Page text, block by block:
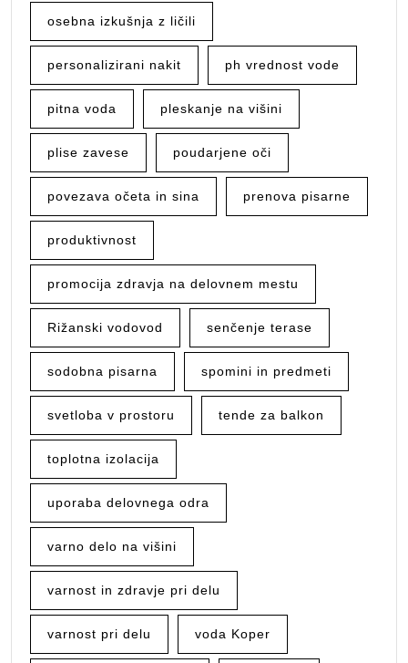
osebna izkušnja z ličili
personalizirani nakit ph vrednost vode
pitna voda pleskanje na višini
plise zavese poudarjene oči
povezava očeta in sina prenova pisarne
produktivnost
promocija zdravja na delovnem mestu
Rižanski vodovod senčenje terase
sodobna pisarna spomini in predmeti
svetloba v prostoru tende za balkon
toplotna izolacija
uporaba delovnega odra
varno delo na višini
varnost in zdravje pri delu
varnost pri delu voda Koper